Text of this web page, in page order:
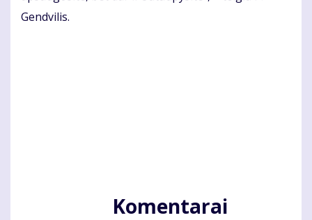
Gendvilis.
Komentarai